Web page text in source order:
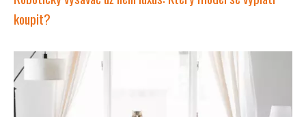
koupit?